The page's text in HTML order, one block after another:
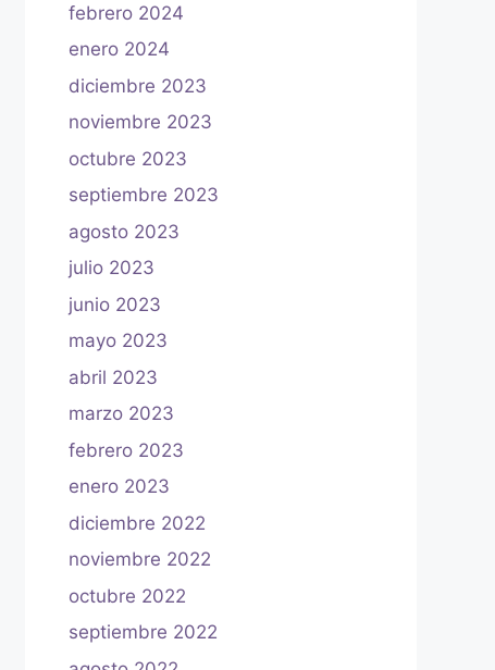
febrero 2024
enero 2024
diciembre 2023
noviembre 2023
octubre 2023
septiembre 2023
agosto 2023
julio 2023
junio 2023
mayo 2023
abril 2023
marzo 2023
febrero 2023
enero 2023
diciembre 2022
noviembre 2022
octubre 2022
septiembre 2022